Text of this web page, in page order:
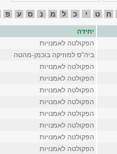
ח ט י כ ל מ נ ס ע פ
יחידה
הפקולטה לאמנויות
ביה"ס למוזיקה בוכמן-מהטה
הפקולטה לאמנויות
הפקולטה לאמנויות
הפקולטה לאמנויות
הפקולטה לאמנויות
הפקולטה לאמנויות
הפקולטה לאמנויות
הפקולטה לאמנויות
הפקולטה לאמנויות